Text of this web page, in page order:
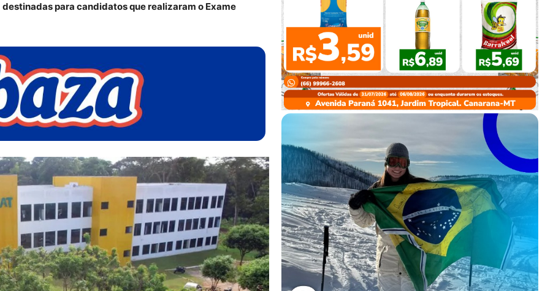
destinadas para candidatos que realizaram o Exame